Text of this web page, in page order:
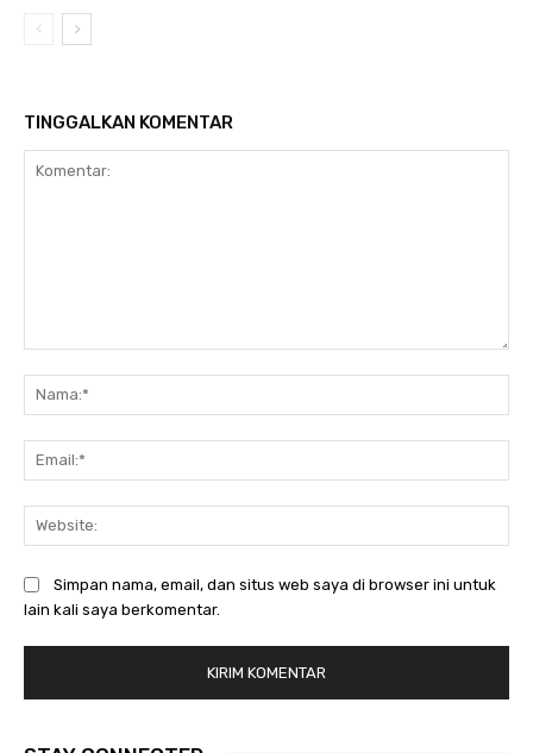
TINGGALKAN KOMENTAR
Simpan nama, email, dan situs web saya di browser ini untuk
lain kali saya berkomentar.